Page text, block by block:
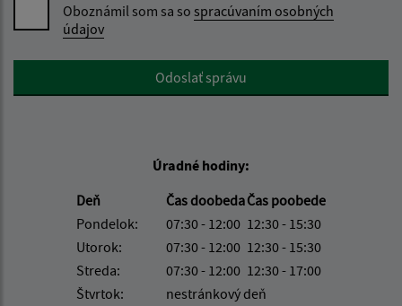
Oboznámil som sa so spracúvaním osobných
údajov
Google reCaptcha ResponseOdoslať správu
Úradné hodiny:
Deň
Čas doobedaČas poobede
Pondelok:
07:30 - 12:00 12:30 - 15:30
Utorok:
07:30 - 12:00 12:30 - 15:30
Streda:
07:30 - 12:00 12:30 - 17:00
Štvrtok:
nestránkový deň